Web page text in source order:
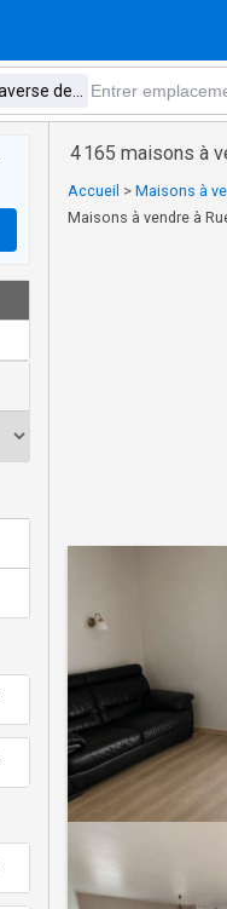
4 165 maisons à
Accueil > Maisons à
Maisons à vendre à